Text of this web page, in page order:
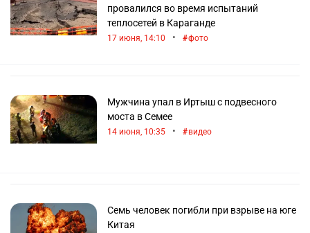
провалился во время испытаний
теплосетей в Караганде
17 июня, 14:10 • фото
Мужчина упал в Иртыш с подвесного
моста в Семее
14 июня, 10:35 • видео
Семь человек погибли при взрыве на юге
Китая